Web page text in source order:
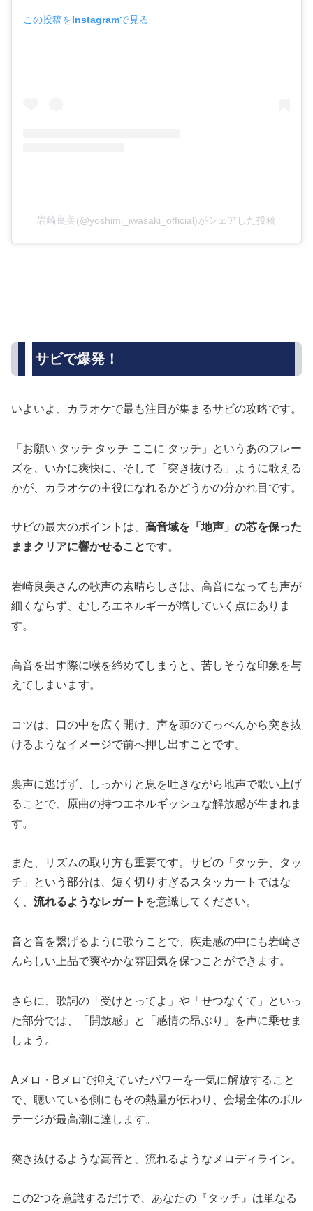
この投稿をInstagramで見る
岩崎良美(@yoshimi_iwasaki_official)がシェアした投稿
サビで爆発！
いよいよ、カラオケで最も注目が集まるサビの攻略です。
「お願い タッチ タッチ ここに タッチ」というあのフレー
ズを、いかに爽快に、そして「突き抜ける」ように歌える
かが、カラオケの主役になれるかどうかの分かれ目です。
サビの最大のポイントは、 高音域を「地声」の芯を保った
ままクリアに響かせることです。
岩崎良美さんの歌声の素晴らしさは、高音になっても声が
細くならず、むしろエネルギーが増していく点にありま
す。
高音を出す際に喉を締めてしまうと、苦しそうな印象を与
えてしまいます。
コツは、口の中を広く開け、声を頭のてっぺんから突き抜
けるようなイメージで前へ押し出すことです。
裏声に逃げず、しっかりと息を吐きながら地声で歌い上げ
ることで、原曲の持つエネルギッシュな解放感が生まれま
す。
また、リズムの取り方も重要です。サビの「タッチ、タッ
チ」という部分は、短く切りすぎるスタッカートではな
く、 流れるようなレガート を意識してください。
音と音を繋げるように歌うことで、疾走感の中にも岩崎さ
んらしい上品で爽やかな雰囲気を保つことができます。
さらに、歌詞の「受けとってよ」や「せつなくて」といっ
た部分では、「開放感」と「感情の昂ぶり」を声に乗せま
しょう。
Aメロ・Bメロで抑えていたパワーを一気に解放すること
で、聴いている側にもその熱量が伝わり、会場全体のボル
テージが最高潮に達します。
突き抜けるような高音と、流れるようなメロディライン。
この2つを意識するだけで、あなたの『タッチ』は単なる